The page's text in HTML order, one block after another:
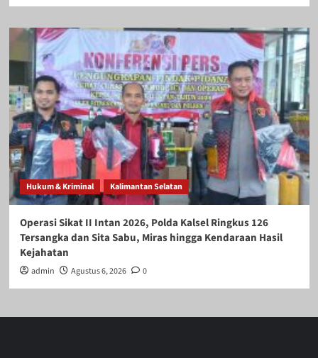
Hukum & Kriminal Kalimantan Selatan
Operasi Sikat II Intan 2026, Polda Kalsel Ringkus 126
Tersangka dan Sita Sabu, Miras hingga Kendaraan Hasil
Kejahatan
admin Agustus 6, 2026 0